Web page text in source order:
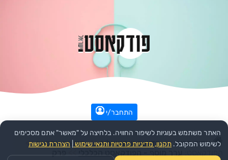
התחבר/י
עמוד הבית >> חדשות ואקטואליה >> חדשות עסקיות >>
ערך מוסף - הפודקאסט הכלכלי >>פרק
האתר משתמש בעוגיות לשיפור החוויה. בלחיצה על "מאשר" אתם מסכימים
לשימוש המקובל. תקנון, מדיניות פרטיות ותנאי שימוש הצהרת נגישות